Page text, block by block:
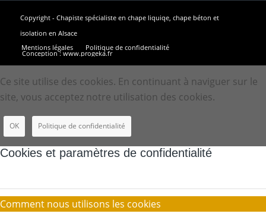
Copyright - Chapiste spécialiste en chape liquiqe, chape béton et
isolation en Alsace
Mentions légales
Politique de confidentialité
Conception : www.progeka.fr
Ce site utilise des cookies. En continuant à naviguer sur le
site, vous acceptez notre utilisation des cookies.
OK Politique de confidentialité
Cookies et paramètres de confidentialité
Comment nous utilisons les cookies